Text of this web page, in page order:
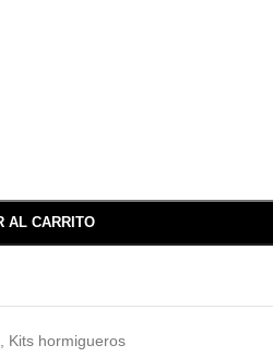
AL CARRITO
Kits hormigueros